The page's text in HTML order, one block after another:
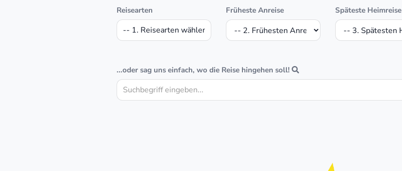
Reisearten Früheste Anreise Späteste Heimreise
...oder sag uns einfach, wo die Reise hingehen soll!